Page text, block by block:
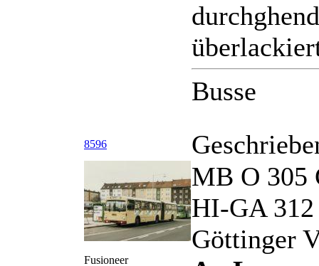
Busse
8596
Fusioneer
MB O 305
HI-GA
Göttinger